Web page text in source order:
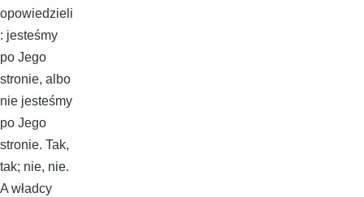
opowiedzieli
: jesteśmy
po Jego
stronie, albo
nie jesteśmy
po Jego
stronie. Tak,
tak; nie, nie.
A władcy